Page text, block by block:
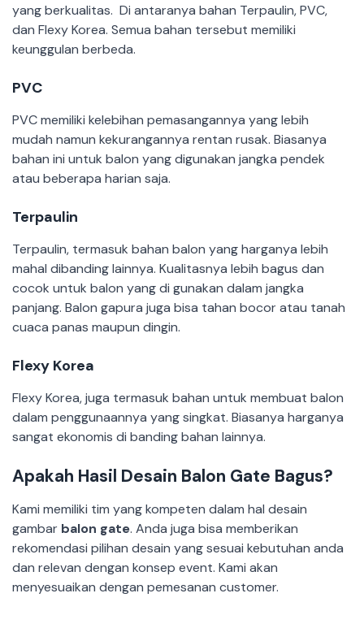
yang berkualitas. Di antaranya bahan Terpaulin, PVC,
dan Flexy Korea. Semua bahan tersebut memiliki
keunggulan berbeda.
PVC
PVC memiliki kelebihan pemasangannya yang lebih
mudah namun kekurangannya rentan rusak. Biasanya
bahan ini untuk balon yang digunakan jangka pendek
atau beberapa harian saja.
Terpaulin
Terpaulin, termasuk bahan balon yang harganya lebih
mahal dibanding lainnya. Kualitasnya lebih bagus dan
cocok untuk balon yang di gunakan dalam jangka
panjang. Balon gapura juga bisa tahan bocor atau tanah
cuaca panas maupun dingin.
Flexy Korea
Flexy Korea, juga termasuk bahan untuk membuat balon
dalam penggunaannya yang singkat. Biasanya harganya
sangat ekonomis di banding bahan lainnya.
Apakah Hasil Desain Balon Gate Bagus?
Kami memiliki tim yang kompeten dalam hal desain
gambar balon gate. Anda juga bisa memberikan
rekomendasi pilihan desain yang sesuai kebutuhan anda
dan relevan dengan konsep event. Kami akan
menyesuaikan dengan pemesanan customer.